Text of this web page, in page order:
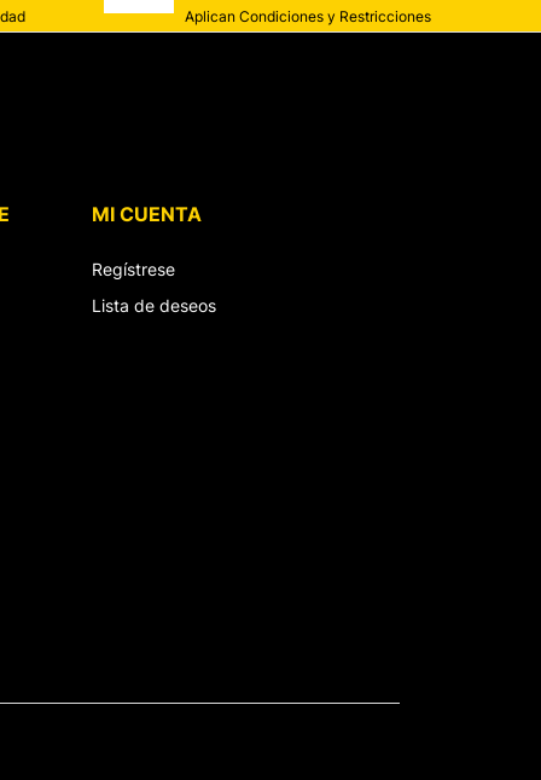
Aplican Condiciones y Restricciones
MI CUENTA
Regístrese
Lista de deseos